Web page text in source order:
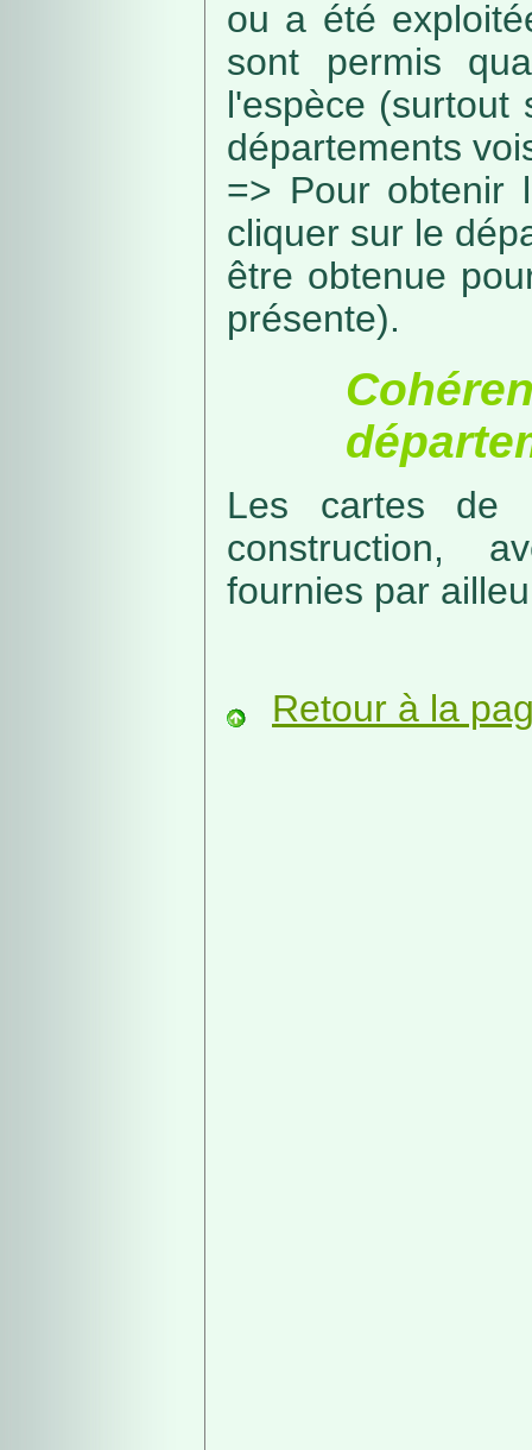
ou a été
sont permis
l'espèce (surtout
départements
=> Pour obtenir
cliquer sur le
être obtenue
présente).
Les cartes de
construction,
fournies par
Retour à la